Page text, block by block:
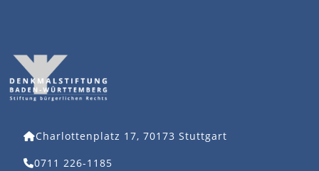
Charlottenplatz 17, 70173 Stuttgart
0711 226-1185